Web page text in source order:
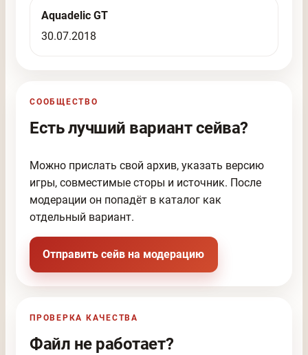
Aquadelic GT
30.07.2018
СООБЩЕСТВО
Есть лучший вариант сейва?
Можно прислать свой архив, указать версию
игры, совместимые сторы и источник. После
модерации он попадёт в каталог как
отдельный вариант.
Отправить сейв на модерацию
ПРОВЕРКА КАЧЕСТВА
Файл не работает?